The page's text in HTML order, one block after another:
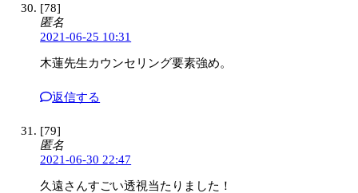
[78]
匿名
2021-06-25 10:31
木蓮先生カウンセリング要素強め。
返信する
[79]
匿名
2021-06-30 22:47
久遠さんすごい透視当たりました！